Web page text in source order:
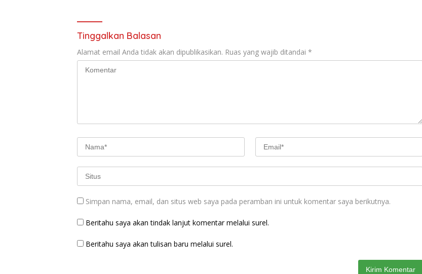
Tinggalkan Balasan
Alamat email Anda tidak akan dipublikasikan. Ruas yang wajib ditandai *
Simpan nama, email, dan situs web saya pada peramban ini untuk komentar saya berikutnya.
Beritahu saya akan tindak lanjut komentar melalui surel.
Beritahu saya akan tulisan baru melalui surel.